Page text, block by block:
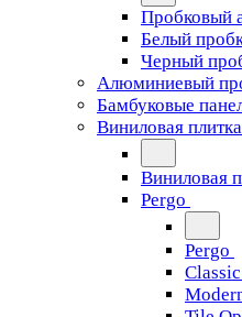
Пробковый
Белый
Черный
Алюминиевый
Бамбуковые
Виниловая плитка
Виниловая
Pergo
Pergo